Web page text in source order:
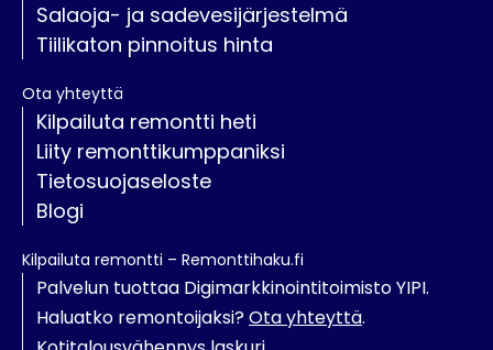
Salaoja- ja sadevesijärjestelmä
Tiilikaton pinnoitus hinta
Ota yhteyttä
Kilpailuta remontti heti
Liity remonttikumppaniksi
Tietosuojaseloste
Blogi
Kilpailuta remontti – Remonttihaku.fi
Palvelun tuottaa Digimarkkinointitoimisto YIPI.
Haluatko remontoijaksi?Ota yhteyttä.